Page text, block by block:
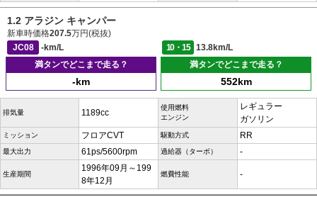
1.2 アラジン キャンパー
新車時価格207.5万円(税抜)
JC08
-km/L 10・15
13.8km/L
満タンでどこまで走る？
-km
満タンでどこまで走る？
552km
排気量 1189cc
使用燃料
エンジン
レギュラー
ガソリン
ミッション フロアCVT 駆動方式 RR
最大出力 61ps/5600rpm 過給器（ターボ） -
生産期間
1996年09月～199
8年12月
燃費性能 -